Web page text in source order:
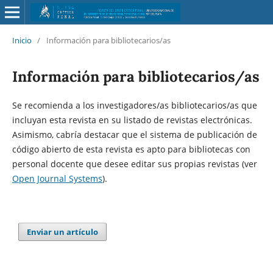
Inicio / Información para bibliotecarios/as
Información para bibliotecarios/as
Se recomienda a los investigadores/as bibliotecarios/as que
incluyan esta revista en su listado de revistas electrónicas.
Asimismo, cabría destacar que el sistema de publicación de
código abierto de esta revista es apto para bibliotecas con
personal docente que desee editar sus propias revistas (ver
Open Journal Systems).
Enviar un artículo